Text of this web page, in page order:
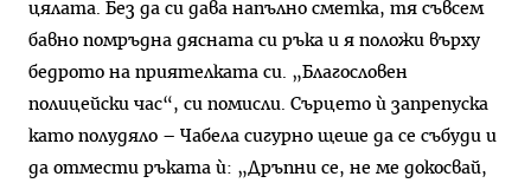
цялата. Без да си дава напълно сметка, тя съвсем
бавно помръдна дясната си ръка и я положи върху
бедрото на приятелката си. „Благословен
полицейски час“, си помисли. Сърцето ѝ запрепуска
като полудяло – Чабела сигурно щеше да се събуди и
да отмести ръката ѝ: „Дръпни се, не ме докосвай,